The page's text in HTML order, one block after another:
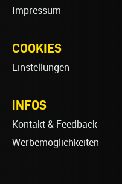
Impressum
COOKIES
Einstellungen
INFOS
Kontakt & Feedback
Werbemöglichkeiten